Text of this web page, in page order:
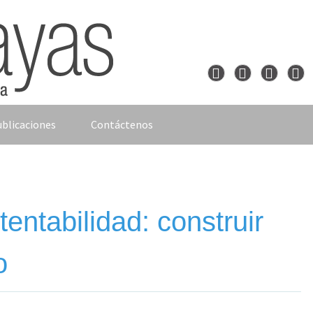
Contáctenos
construir